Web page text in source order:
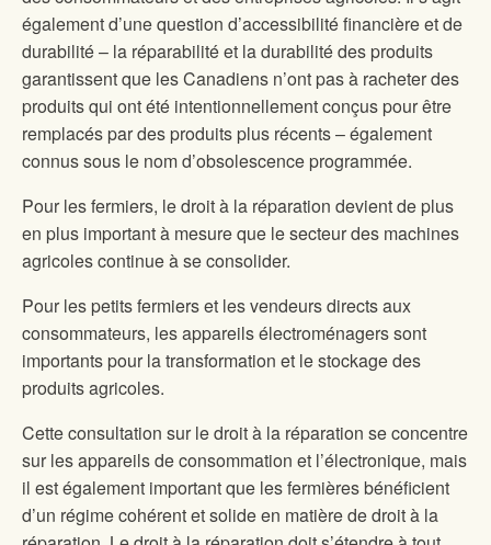
également d’une question d’accessibilité financière et de
durabilité – la réparabilité et la durabilité des produits
garantissent que les Canadiens n’ont pas à racheter des
produits qui ont été intentionnellement conçus pour être
remplacés par des produits plus récents – également
connus sous le nom d’obsolescence programmée.
Pour les fermiers, le droit à la réparation devient de plus
en plus important à mesure que le secteur des machines
agricoles continue à se consolider.
Pour les petits fermiers et les vendeurs directs aux
consommateurs, les appareils électroménagers sont
importants pour la transformation et le stockage des
produits agricoles.
Cette consultation sur le droit à la réparation se concentre
sur les appareils de consommation et l’électronique, mais
il est également important que les fermières bénéficient
d’un régime cohérent et solide en matière de droit à la